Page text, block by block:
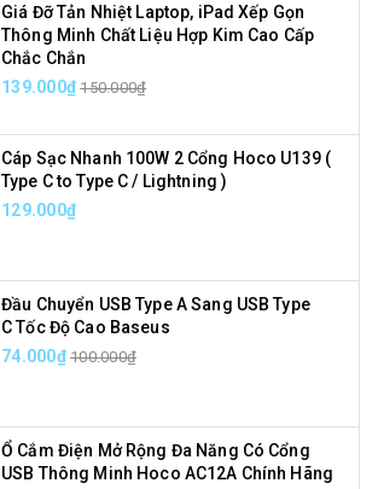
Giá Đỡ Tản Nhiệt Laptop, iPad Xếp Gọn
Thông Minh Chất Liệu Hợp Kim Cao Cấp
Chắc Chắn
139.000₫ 150.000₫
Cáp Sạc Nhanh 100W 2 Cổng Hoco U139 (
Type C to Type C / Lightning )
129.000₫
Đầu Chuyển USB Type A Sang USB Type
C Tốc Độ Cao Baseus
74.000₫ 100.000₫
Ổ Cắm Điện Mở Rộng Đa Năng Có Cổng
USB Thông Minh Hoco AC12A Chính Hãng